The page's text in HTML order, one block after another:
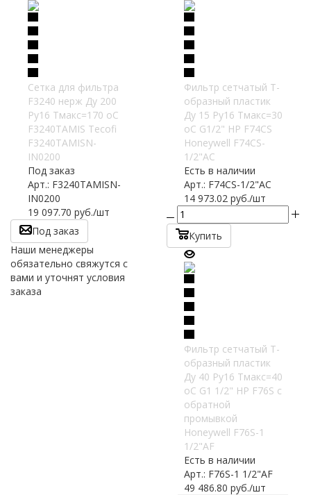
Сетка для фильтра
F3240 нерж Ду 200
Ру16 Тмакс=170 oC
F3240TAMIS Tecofi
F3240TAMISN-
IN0200
Под заказ
Арт.: F3240TAMISN-
IN0200
19 097.70 руб./шт
Под заказ
Наши менеджеры
обязательно свяжутся с
вами и уточнят условия
заказа
Фильтр сетчатый T-
образный пластик
Ду 15 Ру16 Тмакс=30
oC G1/2" НР F74CS
Honeywell F74CS-
1/2"AC
Есть в наличии
Арт.: F74CS-1/2"AC
14 973.02руб./шт
Купить
Фильтр сетчатый T-
образный пластик
Ду 40 Ру16 Тмакс=40
oC G1 1/2" НР F76S с
обратной
промывкой
Honeywell F76S-1
1/2"AF
Есть в наличии
Арт.: F76S-1 1/2"AF
49 486.80 руб./шт